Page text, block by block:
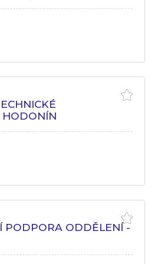
PODPORA ODDĚLENÍ -